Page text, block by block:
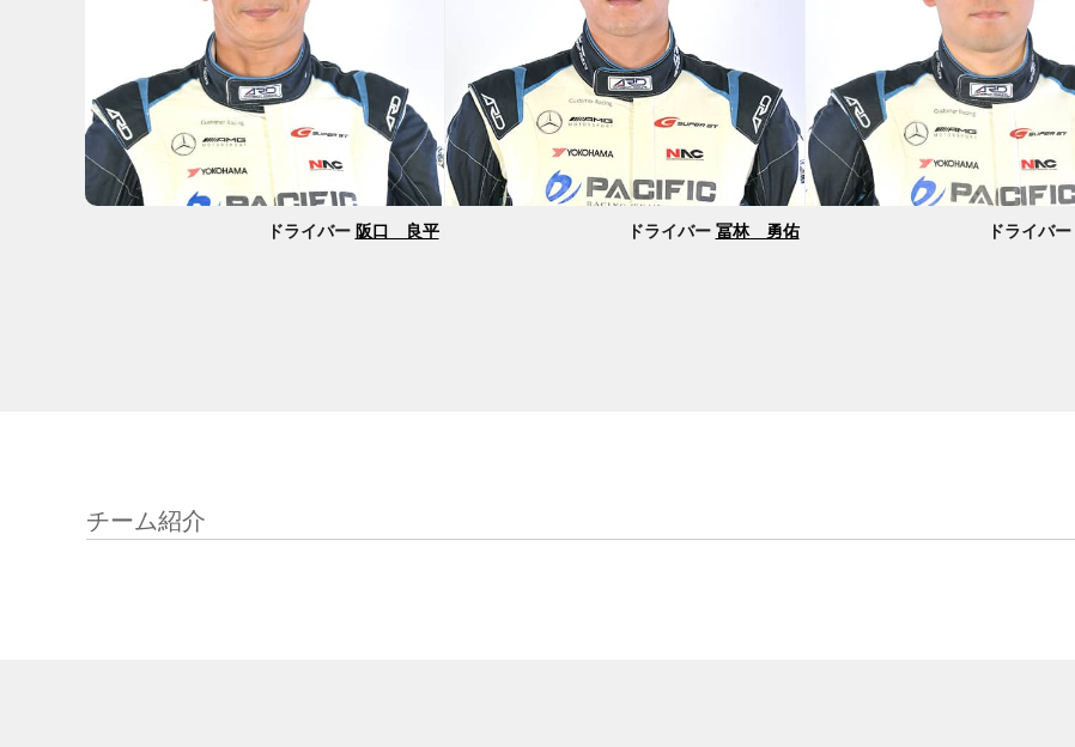
ドライバー 阪口 良平 ドライバー 冨林 勇佑 ドライバー
チーム紹介